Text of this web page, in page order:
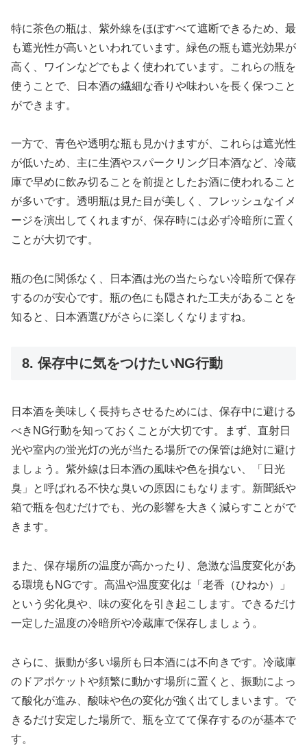
特に茶色の瓶は、紫外線をほぼすべて遮断できるため、最
も遮光性が高いといわれています。緑色の瓶も遮光効果が
高く、ワインなどでもよく使われています。これらの瓶を
使うことで、日本酒の繊細な香りや味わいを長く保つこと
ができます。
一方で、青色や透明な瓶も見かけますが、これらは遮光性
が低いため、主に生酒やスパークリング日本酒など、冷蔵
庫で早めに飲み切ることを前提としたお酒に使われること
が多いです。透明瓶は見た目が美しく、フレッシュなイメ
ージを演出してくれますが、保存時には必ず冷暗所に置く
ことが大切です。
瓶の色に関係なく、日本酒は光の当たらない冷暗所で保存
するのが安心です。瓶の色にも隠された工夫があることを
知ると、日本酒選びがさらに楽しくなりますね。
8. 保存中に気をつけたいNG行動
日本酒を美味しく長持ちさせるためには、保存中に避ける
べきNG行動を知っておくことが大切です。まず、直射日
光や室内の蛍光灯の光が当たる場所での保管は絶対に避け
ましょう。紫外線は日本酒の風味や色を損ない、「日光
臭」と呼ばれる不快な臭いの原因にもなります。新聞紙や
箱で瓶を包むだけでも、光の影響を大きく減らすことがで
きます。
また、保存場所の温度が高かったり、急激な温度変化があ
る環境もNGです。高温や温度変化は「老香（ひねか）」
という劣化臭や、味の変化を引き起こします。できるだけ
一定した温度の冷暗所や冷蔵庫で保存しましょう。
さらに、振動が多い場所も日本酒には不向きです。冷蔵庫
のドアポケットや頻繁に動かす場所に置くと、振動によっ
て酸化が進み、酸味や色の変化が強く出てしまいます。で
きるだけ安定した場所で、瓶を立てて保存するのが基本で
す。